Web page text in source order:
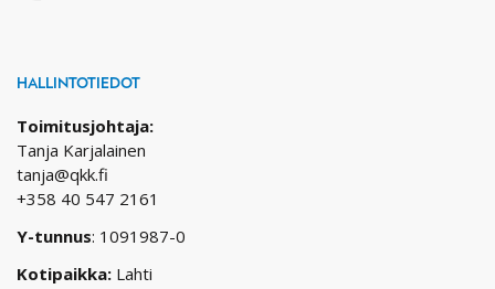
HALLINTOTIEDOT
Toimitusjohtaja:
Tanja Karjalainen
tanja@qkk.fi
+358 40 547 2161
Y-tunnus: 1091987-0
Kotipaikka: Lahti